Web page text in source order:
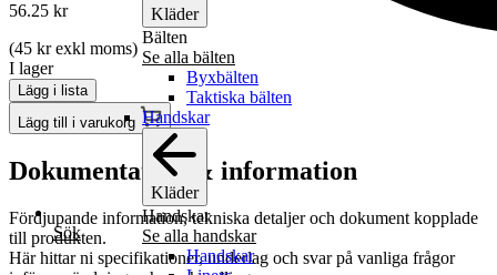
Kläder
Bälten
Se alla bälten
Byxbälten
Taktiska bälten
Handskar
Kläder
Handskar
Se alla handskar
Handskar
Sök
56.25 kr
(45 krexkl moms)
I lager
Lägg i lista
Lägg till i varukorg
Dokumentation & information
Fördjupande information, tekniska detaljer och dokument kopplade
till produkten.
Här hittar ni specifikationer, underlag och svar på vanliga frågor